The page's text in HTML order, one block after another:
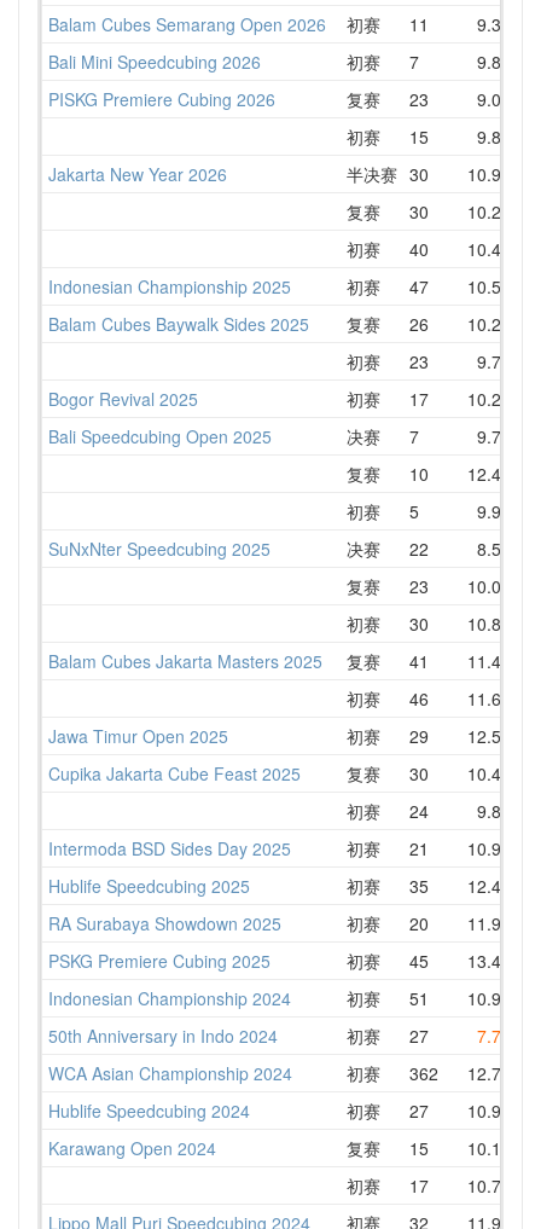
Balam Cubes Semarang Open 2026 初赛 11 9.39
Bali Mini Speedcubing 2026
初赛 7 9.88
PISKG Premiere Cubing 2026
复赛 23 9.07
初赛
15 9.85
Jakarta New Year 2026
半决赛 30 10.94
复赛
30 10.20
初赛
40 10.41
Indonesian Championship 2025
初赛 47 10.51
Balam Cubes Baywalk Sides 2025
复赛 26 10.28
初赛
23 9.78
Bogor Revival 2025
初赛 17 10.29
Bali Speedcubing Open 2025
决赛 7 9.74
复赛
10 12.41
初赛
5 9.93
SuNxNter Speedcubing 2025
决赛 22 8.56
复赛
23 10.04
初赛
30 10.84
Balam Cubes Jakarta Masters 2025
复赛 41 11.40
初赛
46 11.69
Jawa Timur Open 2025
初赛 29 12.53
Cupika Jakarta Cube Feast 2025
复赛 30 10.41
初赛
24 9.88
Intermoda BSD Sides Day 2025
初赛 21 10.99
Hublife Speedcubing 2025
初赛 35 12.47
RA Surabaya Showdown 2025
初赛 20 11.98
PSKG Premiere Cubing 2025
初赛 45 13.46
Indonesian Championship 2024
初赛 51 10.93
50th Anniversary in Indo 2024
初赛 27 7.71
WCA Asian Championship 2024
初赛 362 12.74
Hublife Speedcubing 2024
初赛 27 10.99
Karawang Open 2024
复赛 15 10.19
初赛
17 10.70
Lippo Mall Puri Speedcubing 2024
初赛 32 11.90